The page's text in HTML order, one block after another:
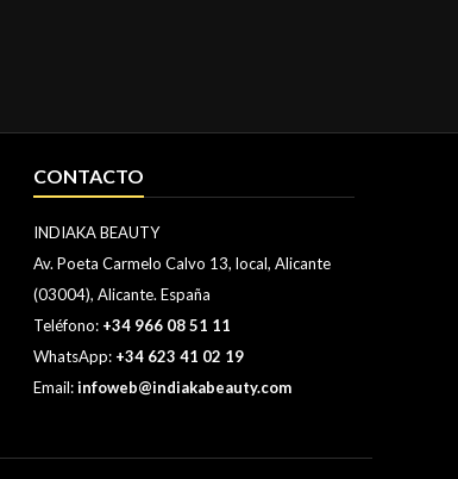
CONTACTO
INDIAKA BEAUTY
Av. Poeta Carmelo Calvo 13, local, Alicante
(03004), Alicante. España
Teléfono: +34 966 08 51 11
WhatsApp: +34 623 41 02 19
Email:infoweb@indiakabeauty.com